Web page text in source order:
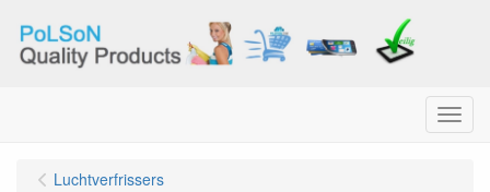
Menu
Luchtverfrissers